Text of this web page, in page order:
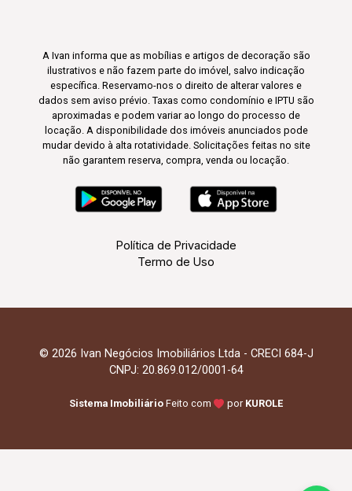
A Ivan informa que as mobílias e artigos de decoração são
ilustrativos e não fazem parte do imóvel, salvo indicação
específica. Reservamo-nos o direito de alterar valores e
dados sem aviso prévio. Taxas como condomínio e IPTU são
aproximadas e podem variar ao longo do processo de
locação. A disponibilidade dos imóveis anunciados pode
mudar devido à alta rotatividade. Solicitações feitas no site
não garantem reserva, compra, venda ou locação.
Política de Privacidade
Termo de Uso
© 2026 Ivan Negócios Imobiliários Ltda - CRECI 684-J
CNPJ: 20.869.012/0001-64
Sistema Imobiliário Feito com por KUROLE